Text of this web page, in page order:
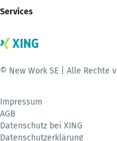
Services
© New Work SE | Alle Rechte
Impressum
AGB
Datenschutz bei XING
Datenschutzerklärung